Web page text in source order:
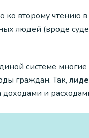
ко второму
людей (вроде
системе
граждан. Так,
доходами и